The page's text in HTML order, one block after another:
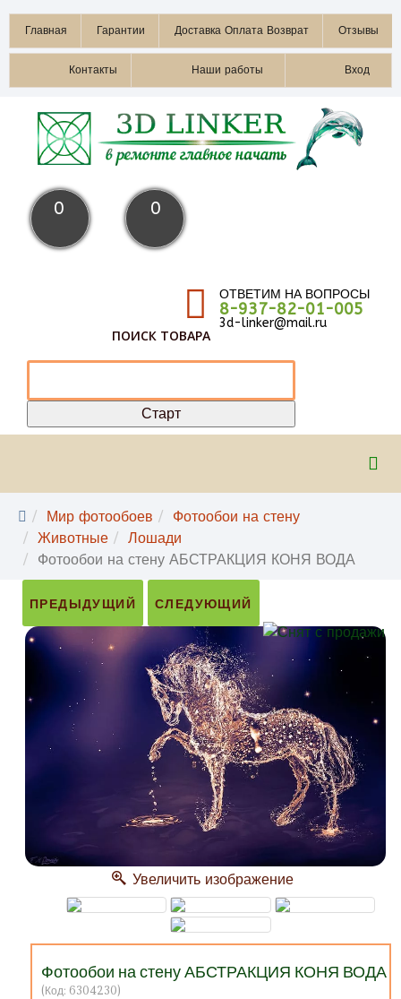
Главная Гарантии Доставка Оплата Возврат Отзывы
Контакты Наши работы Вход
0 0
ОТВЕТИМ НА ВОПРОСЫ
8-937-82-01-005
3d-linker@mail.ru
ПОИСК ТОВАРА
Мир фотообоев
Фотообои на стену
Животные
Лошади
Фотообои на стену АБСТРАКЦИЯ КОНЯ ВОДА
ПРЕДЫДУЩИЙ СЛЕДУЮЩИЙ
Увеличить изображение
Фотообои на стену АБСТРАКЦИЯ КОНЯ ВОДА
(Код: 6304230)